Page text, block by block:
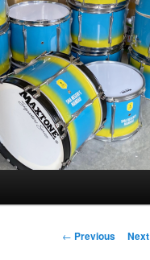
Post
← Previous Next